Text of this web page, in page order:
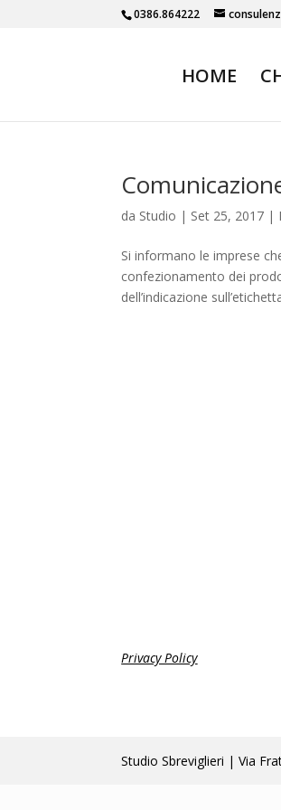
0386.864222
HOME
da Studio | Set 25, 2017 |
Si informano le imprese
confezionamento dei
dell’indicazione
Privacy Policy
Studio Sbreviglieri | Via